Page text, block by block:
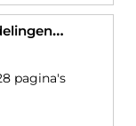
De mooiste kasteelwandelingen in Gelderland
pagina's